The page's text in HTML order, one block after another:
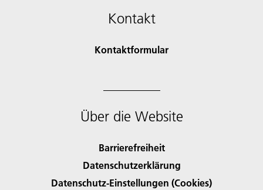
Kontakt
Kontaktformular
Über die Website
Barrierefreiheit
Datenschutzerklärung
Datenschutz-Einstellungen (Cookies)